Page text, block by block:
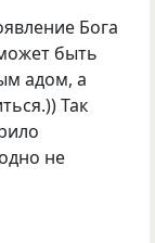
Бога
быть
адом, а
Так
не